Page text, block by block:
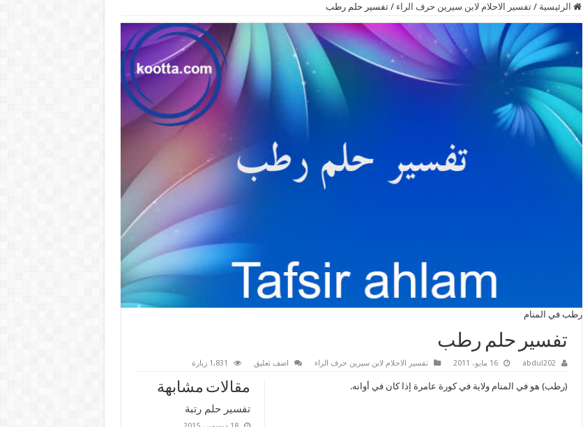
الرئيسية / تفسير الاحلام لابن سيرين حرف الراء / تفسير حلم رطب
رطب في المنام
تفسير حلم رطب
abdul202 16 مايو، 2011 تفسير الاحلام لابن سيرين حرف الراء اضف تعليق 1,831 زيارة
مقالات مشابهة
تفسير حلم رتبة
(رطب) هو في المنام ولاية في كورة عامرة إذا كان في أوانه.